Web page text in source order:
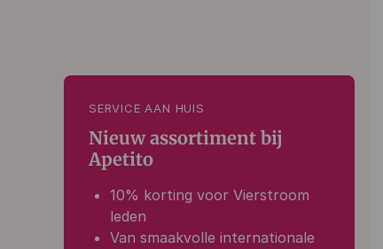
SERVICE AAN HUIS
Nieuw assortiment bij
Apetito
10% korting voor Vierstroom
leden
Van smaakvolle internationale